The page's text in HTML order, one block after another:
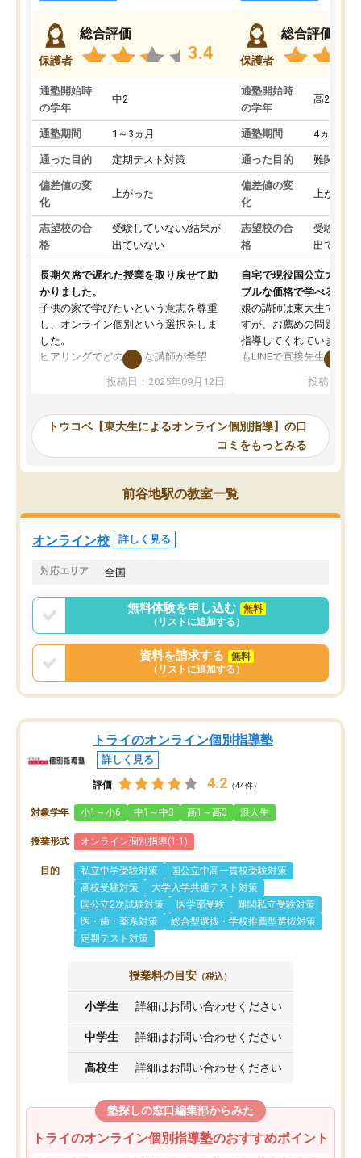
保護者
総合評価
3.4
通塾開始時
の学年
中2
通塾期間 1～3ヵ月
通った目的 定期テスト対策
偏差値の変
化
上がった
志望校の合
格
受験していない/結果が
出ていない
長期欠席で遅れた授業を取り戻せて助
かりました。
子供の家で学びたいという意志を尊重
し、オンライン個別という選択をしま
した。
ヒアリングでどのような講師が希望
か、オプションは付帯するかなど選ぶ
事が出来ました。
ーティングを行い、その講師で良いか
見てから講師を決定する事ができま
す。
うちの子は、初回面談の講師の方で決
オンラインツールを使用した単語帳の
共有があり宿題もそちらで出される形
でした。
言う事で講師変更の申し出があり、あ
まりに短期での変更だった為、塾に通
う事にして退会しました。遅れも取り
戻せ、授業内容や講師の方は良かった
と思います。
投稿日：2025年09月12日
保護者
総合評価
通塾開始時
の学年
高2
通塾期間 4ヵ月～1
通った目的 難関私立
偏差値の変
化
上がった
志望校の合
格
受験して
出ていな
自宅で現役国公立大学生
ブルな価格で学べる
娘の講師は東大生では無
すが、お薦めの問題集や
指導してくれています。
もLINEで直接先生に質問
めれるので、個人に合
いなのがあり(有料)、受
ことをどんなスケジュー
くか相談したのですが、
ち期待したものではなく
くなってきたようなので
投稿日：
トウコベ【東大生によるオンライン個別指導】の口
コミをもっとみる
前谷地駅の教室一覧
オンライン校 詳しく見る
対応エリア 全国
無料体験を申し込む
無料
（リストに追加する）
資料を請求する
無料
（リストに追加する）
トライのオンライン個別指導塾
詳しく見る
評価 4.2 （44件）
対象学年 小1～小6 中1～中3 高1～高3 浪人生
授業形式 オンライン個別指導(1:1)
目的 私立中学受験対策
国公立中高一貫校受験対策
高校受験対策
大学入学共通テスト対策
国公立2次試験対策
医学部受験
難関私立受験対策
医・歯・薬系対策
総合型選抜・学校推薦型選抜対策
定期テスト対策
授業料の目安 （税込）
小学生 詳細はお問い合わせください
中学生 詳細はお問い合わせください
高校生 詳細はお問い合わせください
塾探しの窓口編集部からみた
トライのオンライン個別指導塾のおすすめポイント